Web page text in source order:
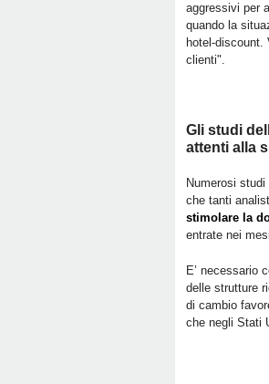
aggressivi per
quando la
hotel-discount.
clienti".
Gli studi
attenti alla
Numerosi
che tanti
stimolare la
entrate nei
E’ necessario
delle strutture
di cambio
che negli Stati